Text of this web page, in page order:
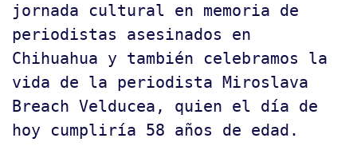
jornada cultural en memoria de
periodistas asesinados en
Chihuahua y también celebramos la
vida de la periodista Miroslava
Breach Velducea, quien el día de
hoy cumpliría 58 años de edad.